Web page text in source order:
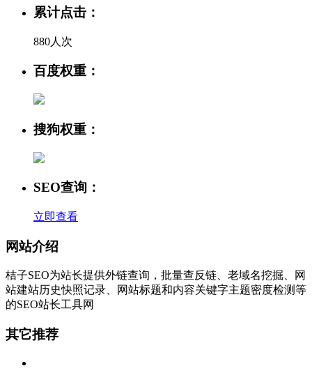
累计点击：
880人次
百度权重：
搜狗权重：
SEO查询：
立即查看
网站介绍
桔子SEO为站长提供外链查询，批量查反链、老域名挖掘、网
站建站历史快照记录、网站标题和内容关键字主题密度检测等
的SEO站长工具网
其它推荐